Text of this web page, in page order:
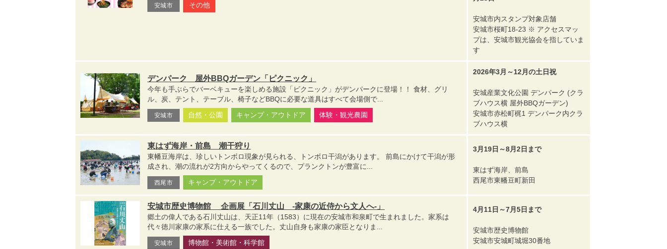
安城市 その他
安城市内スタンプ対象店舗
安城市桜町18-23 ※ アクセスマッ
プは、安城市観光協会を指していま
す
デンパーク 屋外BBQガーデン「ピクニック」
今年も手ぶらでバーベキューを楽しめる施設「ピクニック」がデンパークに登場！！ 食材、グリ
ル、炭、テント、テーブル、椅子などBBQに必要な道具はすべて会場側で...
安城市 自然・公園 キャンプ・アウトドア 体験・観光農園
2026年3月～12月の土日祝
安城産業文化公園 デンパーク (クラ
ブハウス横 屋外BBQガーデン)
安城市赤松町梶1 デンパーク内クラ
ブハウス横
東はず海岸・前島 潮干狩り
東幡豆海岸は、珍しいトンボロ現象が見られる、トンボロ干潟があります。 前島にかけて干潟が形
成され、潮の流れが2方向からやってくるので、プランクトンが豊富に...
西尾市 キャンプ・アウトドア
3月19日～8月2日まで
東はず海岸、前島
西尾市東幡豆町新田
安城市歴史博物館 企画展「石川丈山 -家康の近侍から文人へ-」
郷土の偉人である石川丈山は、天正11年（1583）に現在の安城市和泉町で生まれました。家系は
代々徳川家康の家系に仕える一族でした。丈山自身も家康の家臣となりま...
安城市 博物館・美術館・科学館
4月11日～7月5日まで
安城市歴史博物館
安城市安城町城堀30番地